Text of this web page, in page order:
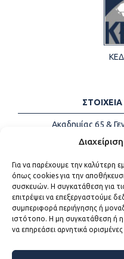
Για να παρέχουμε την καλύτερη
όπως cookies για την
συσκευών. Η συγκατάθεση για
επιτρέψει να επεξεργαστούμε
συμπεριφορά περιήγησης ή
ιστότοπο. Η μη συγκατάθεση ή
να επηρεάσει αρνητικά
Ακαδημίας 65 &
Τηλέφωνα:
Email: